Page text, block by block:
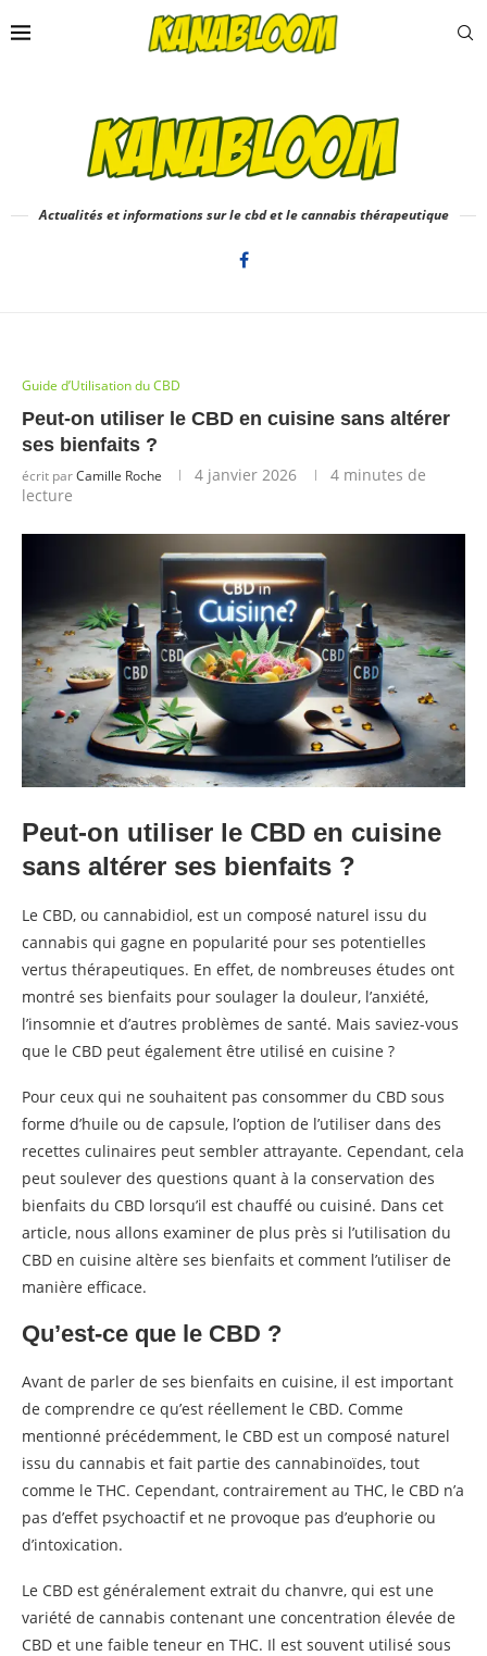
Actualités et informations sur le cbd et le cannabis thérapeutique
Guide d’Utilisation du CBD
Peut-on utiliser le CBD en cuisine sans altérer
ses bienfaits ?
écrit parCamille Roche 4 janvier 2026
4 minutes de
lecture
Peut-on utiliser le CBD en cuisine
sans altérer ses bienfaits ?
Le CBD, ou cannabidiol, est un composé naturel issu du
cannabis qui gagne en popularité pour ses potentielles
vertus thérapeutiques. En effet, de nombreuses études ont
montré ses bienfaits pour soulager la douleur, l’anxiété,
l’insomnie et d’autres problèmes de santé. Mais saviez-vous
que le CBD peut également être utilisé en cuisine ?
Pour ceux qui ne souhaitent pas consommer du CBD sous
forme d’huile ou de capsule, l’option de l’utiliser dans des
recettes culinaires peut sembler attrayante. Cependant, cela
peut soulever des questions quant à la conservation des
bienfaits du CBD lorsqu’il est chauffé ou cuisiné. Dans cet
article, nous allons examiner de plus près si l’utilisation du
CBD en cuisine altère ses bienfaits et comment l’utiliser de
manière efficace.
Qu’est-ce que le CBD ?
Avant de parler de ses bienfaits en cuisine, il est important
de comprendre ce qu’est réellement le CBD. Comme
mentionné précédemment, le CBD est un composé naturel
issu du cannabis et fait partie des cannabinoïdes, tout
comme le THC. Cependant, contrairement au THC, le CBD n’a
pas d’effet psychoactif et ne provoque pas d’euphorie ou
d’intoxication.
Le CBD est généralement extrait du chanvre, qui est une
variété de cannabis contenant une concentration élevée de
CBD et une faible teneur en THC. Il est souvent utilisé sous